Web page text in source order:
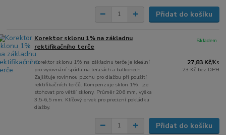
Přidat do košíku
Korektor sklonu 1% na základnu
rektifikačního terče
Korektor sklonu 1% na základnu terče je ideální
pro vyrovnání spádu na terasách a balkonech.
Zajišťuje rovinnou plochu pro dlažbu při použití
rektifikačních terčů. Kompenzuje sklon 1%, lze
stohovat pro větší sklony. Průměr 206 mm, výška
3,5-6,5 mm. Klíčový prvek pro precizní pokládku
dlažby.
27,83 Kč/Ks
23 Kč bez DPH
Skladem
Přidat do košíku